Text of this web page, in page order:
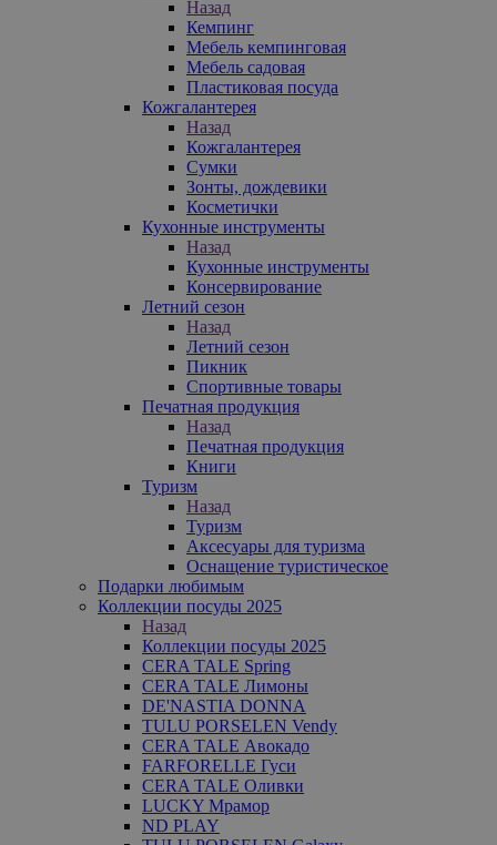
Назад
Кемпинг
Мебель кемпинговая
Мебель садовая
Пластиковая посуда
Кожгалантерея
Назад
Кожгалантерея
Сумки
Зонты, дождевики
Косметички
Кухонные инструменты
Назад
Кухонные инструменты
Консервирование
Летний сезон
Назад
Летний сезон
Пикник
Спортивные товары
Печатная продукция
Назад
Печатная продукция
Книги
Туризм
Назад
Туризм
Аксесуары для туризма
Оснащение туристическое
Подарки любимым
Коллекции посуды 2025
Назад
Коллекции посуды 2025
CERA TALE Spring
CERA TALE Лимоны
DE'NASTIA DONNA
TULU PORSELEN Vendy
CERA TALE Авокадо
FARFORELLE Гуси
CERA TALE Оливки
LUCKY Мрамор
ND PLAY